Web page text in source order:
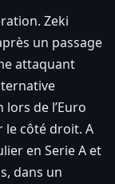
Zeki
un passage
attaquant
lors de l’Euro
le côté droit. A
en Serie A et
dans un